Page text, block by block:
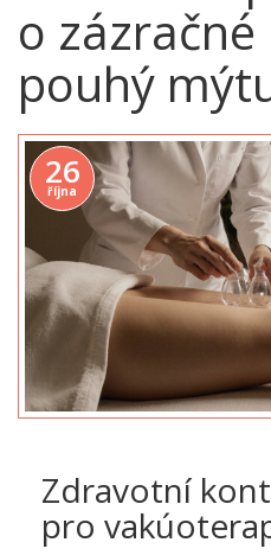
o
pouhý
26
října
Zdravotní
pro